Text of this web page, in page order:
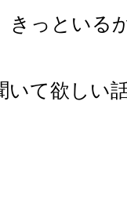
きっといる
いて欲しい